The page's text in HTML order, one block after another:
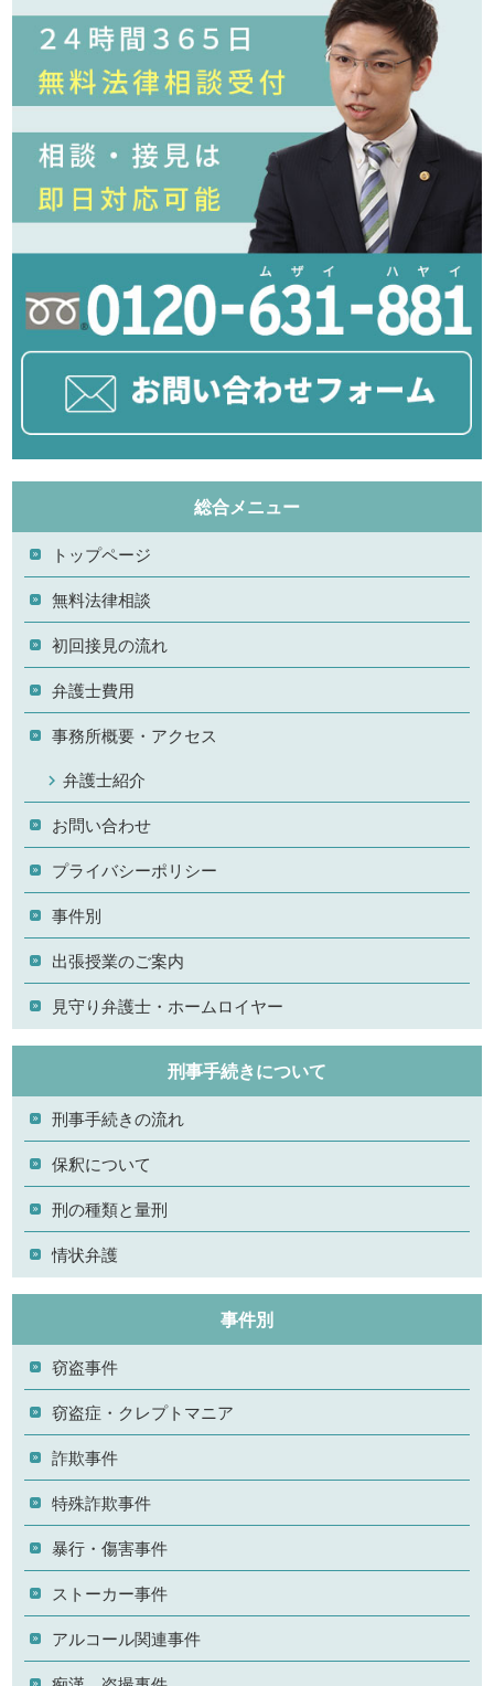
総合メニュー
トップページ
無料法律相談
初回接見の流れ
弁護士費用
事務所概要・アクセス
弁護士紹介
お問い合わせ
プライバシーポリシー
事件別
出張授業のご案内
見守り弁護士・ホームロイヤー
刑事手続きについて
刑事手続きの流れ
保釈について
刑の種類と量刑
情状弁護
事件別
窃盗事件
窃盗症・クレプトマニア
詐欺事件
特殊詐欺事件
暴行・傷害事件
ストーカー事件
アルコール関連事件